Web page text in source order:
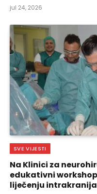
jul 24, 2026
SVE VIJESTI
Na Klinici za
edukativni
liječenju